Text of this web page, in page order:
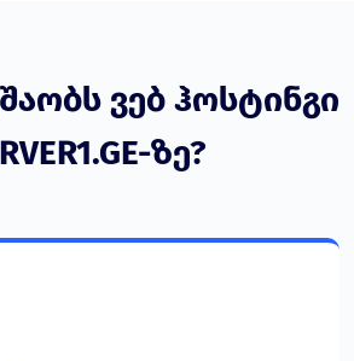
ვებ ჰოსტინგი
ზე?